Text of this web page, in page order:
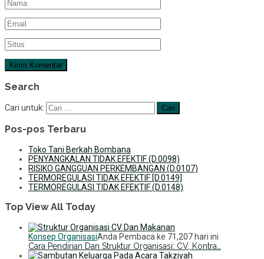
Search
Cari untuk:
Pos-pos Terbaru
Toko Tani Berkah Bombana
PENYANGKALAN TIDAK EFEKTIF (D.0098)
RISIKO GANGGUAN PERKEMBANGAN (D.0107)
TERMOREGULASI TIDAK EFEKTIF [D.0149]
TERMOREGULASI TIDAK EFEKTIF (D.0148)
Top View All Today
Konsep OrganisasiAnda Pembaca ke 71,207 hari ini
Cara Pendirian Dan Struktur Organisasi: CV, Kontra…